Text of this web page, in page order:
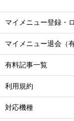
マイメニュー登録・
マイメニュー退会（
有料記事一覧
利用規約
対応機種